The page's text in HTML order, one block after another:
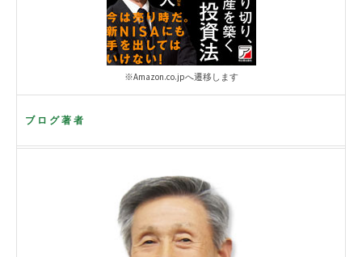
※Amazon.co.jpへ遷移します
ブログ著者